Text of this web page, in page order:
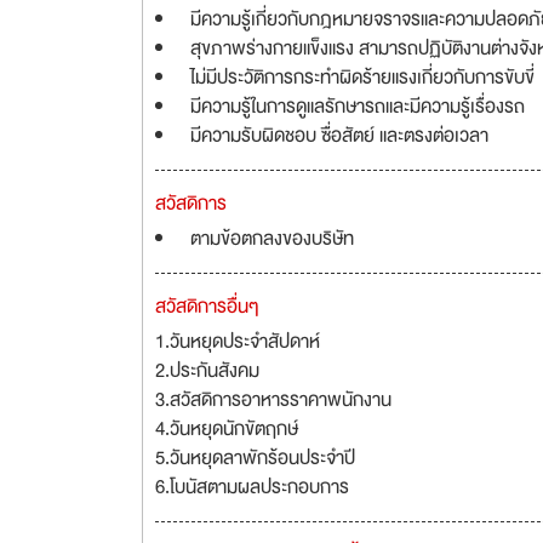
มีความรู้เกี่ยวกับกฎหมายจราจรและความปลอด
สุขภาพร่างกายแข็งแรง สามารถปฏิบัติงานต่างจัง
ไม่มีประวัติการกระทำผิดร้ายแรงเกี่ยวกับการขับขี่
มีความรู้ในการดูแลรักษารถและมีความรู้เรื่องรถ
มีความรับผิดชอบ ซื่อสัตย์ และตรงต่อเวลา
สวัสดิการ
ตามข้อตกลงของบริษัท
สวัสดิการอื่นๆ
1.วันหยุดประจำสัปดาห์
2.ประกันสังคม
3.สวัสดิการอาหารราคาพนักงาน
4.วันหยุดนักขัตฤกษ์
5.วันหยุดลาพักร้อนประจำปี
6.โบนัสตามผลประกอบการ